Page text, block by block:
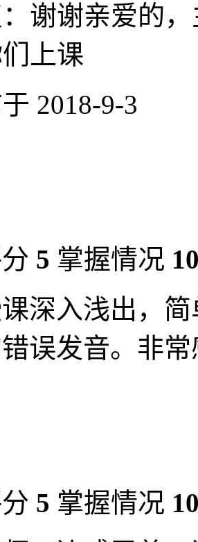
谢谢亲爱的
上课
2018-9-3
5 掌握情况
深入浅出，
误发音。非
5 掌握情况